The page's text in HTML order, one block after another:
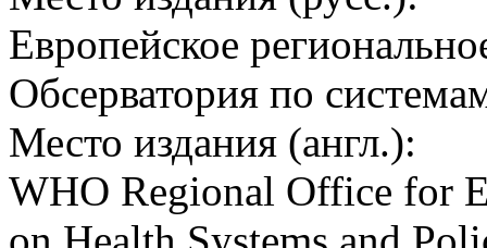
Европейское
Обсерватория по
Место издания (англ.):
WHO Regional Office for